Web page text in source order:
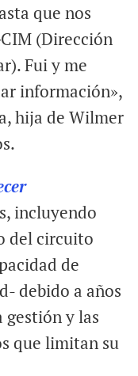
que nos
(Dirección
Fui y me
información»,
hija de Wilmer
incluyendo
del circuito
de
debido a años
gestión y las
que limitan su